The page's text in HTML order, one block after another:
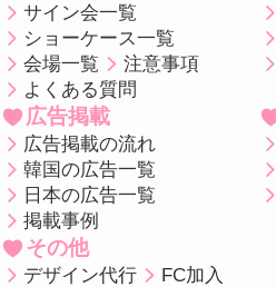
サイン会一覧
ショーケース一覧
会場一覧
注意事項
よくある質問
広告掲載
広告掲載の流れ
韓国の広告一覧
日本の広告一覧
掲載事例
その他
デザイン代行
FC加入